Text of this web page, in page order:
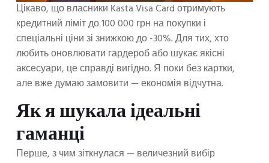
Цікаво, що власники Kasta Visa Card отримують
кредитний ліміт до 100 000 грн на покупки і
спеціальні ціни зі знижкою до -30%. Для тих, хто
любить оновлювати гардероб або шукає якісні
аксесуари, це справді вигідно. Я поки без картки,
але вже думаю замовити — економія відчутна.
Як я шукала ідеальні
гаманці
Перше, з чим зіткнулася — величезний вибір